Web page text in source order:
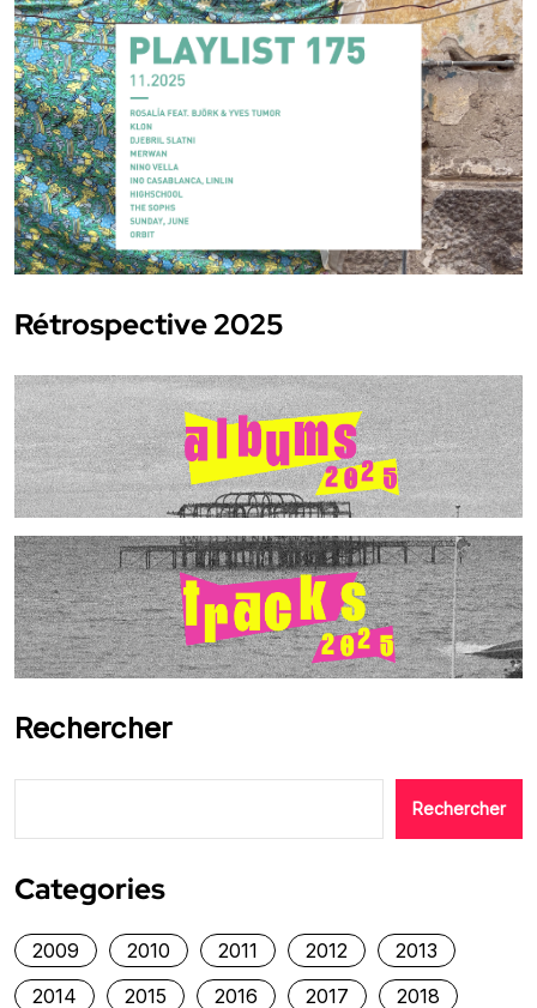
Rétrospective 2025
Rechercher
Rechercher
Categories
2009 2010 2011 2012
2013
2014
2015 2016 2017 2018